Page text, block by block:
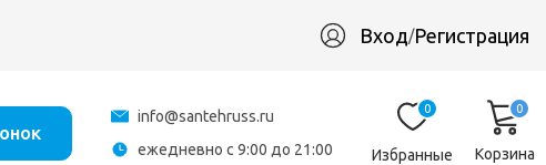
Вход/Регистрация
info@santehruss.ru
ежедневно с 9:00 до 21:00
0
Избранные
0
Корзина